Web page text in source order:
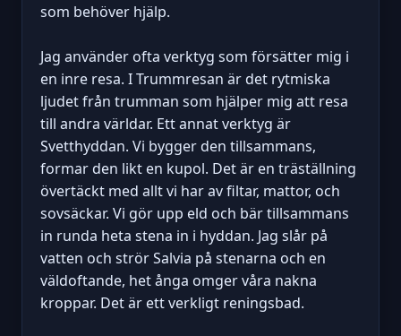
som behöver hjälp.
Jag använder ofta verktyg som försätter mig i
en inre resa. I Trummresan är det rytmiska
ljudet från trumman som hjälper mig att resa
till andra världar. Ett annat verktyg är
Svetthyddan. Vi bygger den tillsammans,
formar den likt en kupol. Det är en träställning
övertäckt med allt vi har av filtar, mattor, och
sovsäckar. Vi gör upp eld och bär tillsammans
in runda heta stena in i hyddan. Jag slår på
vatten och strör Salvia på stenarna och en
väldoftande, het ånga omger våra nakna
kroppar. Det är ett verkligt reningsbad.